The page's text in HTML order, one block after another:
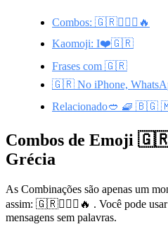
Combos: 🇬🇷🚶‍♂️⛱️🔥
Kaomoji: I❤️🇬🇷
Frases com 🇬🇷
🇬🇷 No iPhone,
Relacionado🥙 🧇 🇧🇬
Combos de Emoji
Grécia
As Combinações são apenas um
assim: 🇬🇷🚶‍♂️⛱️🔥 . Você pode usar
mensagens sem palavras.